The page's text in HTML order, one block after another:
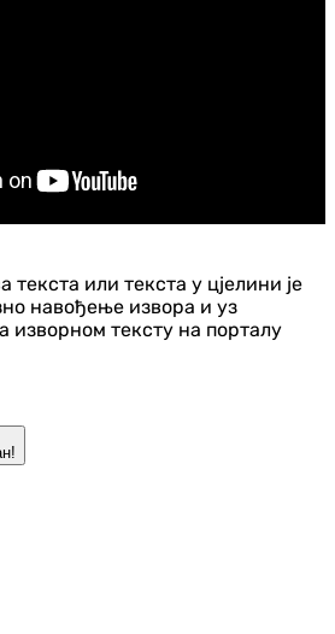
текста или текста у цјелини је
навођење извора и уз
изворном тексту на порталу